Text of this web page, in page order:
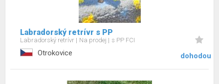
Labradorský retrívr s PP
Labradorský retrívr Na prodej s PP FCI
Otrokovice dohodou